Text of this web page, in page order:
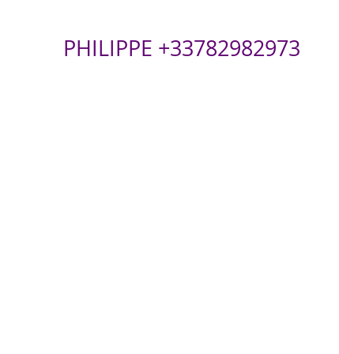
PHILIPPE +33782982973